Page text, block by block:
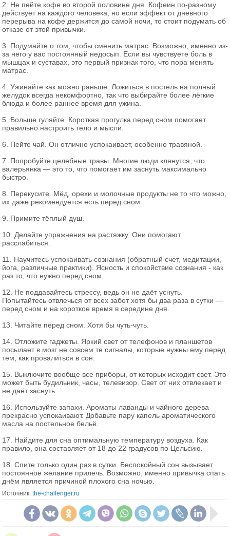
2. Не пейте кофе во второй половине дня. Кофеин по-разному
действует на каждого человека, но если эффект от дневного
перерыва на кофе держится до самой ночи, то стоит подумать об
отказе от этой привычки.
3. Подумайте о том, чтобы сменить матрас. Возможно, именно из-
за него у вас постоянный недосып. Если вы чувствуете боль в
мышцах и суставах, это первый признак того, что пора менять
матрас.
4. Ужинайте как можно раньше. Ложиться в постель на полный
желудок всегда некомфортно, так что выбирайте более лёгкие
блюда и более раннее время для ужина.
5. Больше гуляйте. Короткая прогулка перед сном помогает
правильно настроить тело и мысли.
6. Пейте чай. Он отлично успокаивает, особенно травяной.
7. Попробуйте целебные травы. Многие люди клянутся, что
валерьянка — это то, что помогает им заснуть максимально
быстро.
8. Перекусите. Мёд, орехи и молочные продукты не то что можно,
их даже рекомендуется есть перед сном.
9. Примите тёплый душ.
10. Делайте упражнения на растяжку. Они помогают
расслабиться.
11. Научитесь успокаивать сознания (обратный счет, медитации,
йога, различные практики). Ясность и спокойствие сознания - как
раз то, что нужно перед сном.
12. Не поддавайтесь стрессу, ведь он не даёт уснуть.
Попытайтесь отвлечься от всех забот хотя бы два раза в сутки —
перед сном и на короткое время в середине дня.
13. Читайте перед сном. Хотя бы чуть-чуть.
14. Отложите гаджеты. Яркий свет от телефонов и планшетов
посылает в мозг не совсем те сигналы, которые нужны ему перед
тем, как провалиться в сон.
15. Выключите вообще все приборы, от которых исходит свет. Это
может быть будильник, часы, телевизор. Свет от них отвлекает и
не даёт заснуть.
16. Используйте запахи. Ароматы лаванды и чайного дерева
прекрасно успокаивают. Добавьте пару капель ароматического
масла на постельное бельё.
17. Найдите для сна оптимальную температуру воздуха. Как
правило, она составляет от 18 до 22 градусов по Цельсию.
18. Спите только один раз в сутки. Беспокойный сон вызывает
постоянное желание прилечь. Возможно, именно привычка спать
днём является причиной плохого сна ночью.
Источник: the-challenger.ru